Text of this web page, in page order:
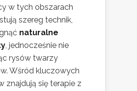
w tych obszarach
szereg technik,
naturalne
, jednocześnie nie
rysów twarzy
Wśród kluczowych
znajdują się terapie z